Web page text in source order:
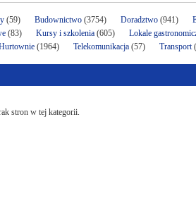
(59) Budownictwo (3754) Doradztwo (941)
(83) Kursy i szkolenia (605) Lokale
(1964) Telekomunikacja (57) Transport
stron w tej kategorii.